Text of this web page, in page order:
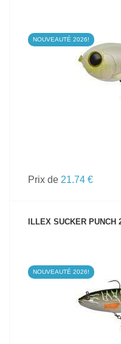
NOUVEAUTÉ 2026!
Prix de 21.74 €
ILLEX SUCKER PUNCH
NOUVEAUTÉ 2026!